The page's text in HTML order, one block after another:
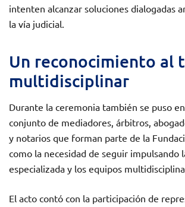
intenten alcanzar soluciones dialogadas
la vía judicial.
Un reconocimiento al
multidisciplinar
Durante la ceremonia también se puso
conjunto de mediadores, árbitros,
y notarios que forman parte de la
como la necesidad de seguir impulsando
especializada y los equipos
El acto contó con la participación de